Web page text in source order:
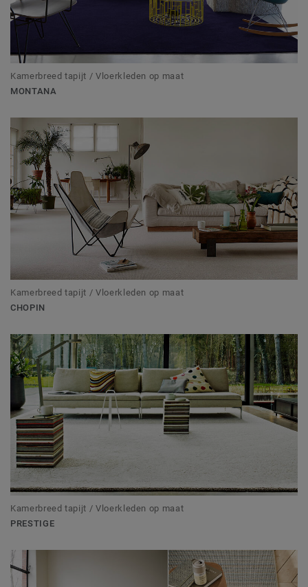
Kamerbreed tapijt / Vloerkleden op maat
MONTANA
Kamerbreed tapijt / Vloerkleden op maat
CHOPIN
Kamerbreed tapijt / Vloerkleden op maat
PRESTIGE